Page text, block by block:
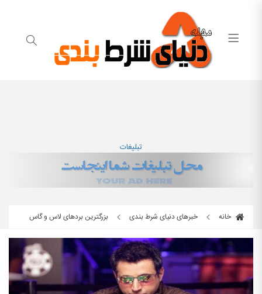
تبلیغات
خانه خبرهای دنیای شرط بندی بزرگترین بردهای لاس و گاس